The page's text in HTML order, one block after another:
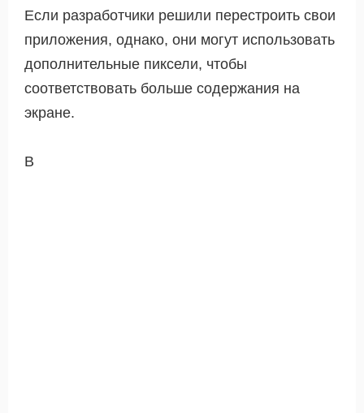
Если разработчики решили перестроить свои
приложения, однако, они могут использовать
дополнительные пиксели, чтобы
соответствовать больше содержания на
экране.
В